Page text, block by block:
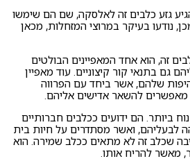
גזע כלבים זה לאלסקה, שם הם שימשו
נודעו בעיקר במרוצי המזחלות, מכאן
זה, הוא אחד המאפיינים הבולטים
גם בתנאי קור קיצוניים. עוד מאפיין
שלהם, אשר ביחד עם הפרווה
להשאר אדישים אליהם.
נוח ביותר. הם ידועים ככלבים חברותיים
לבעליהם, ואשר מסתדרים על חיות בית
שכלב זה לא מתאים ככלב שמירה. הוא
מאשר להריח אותו.